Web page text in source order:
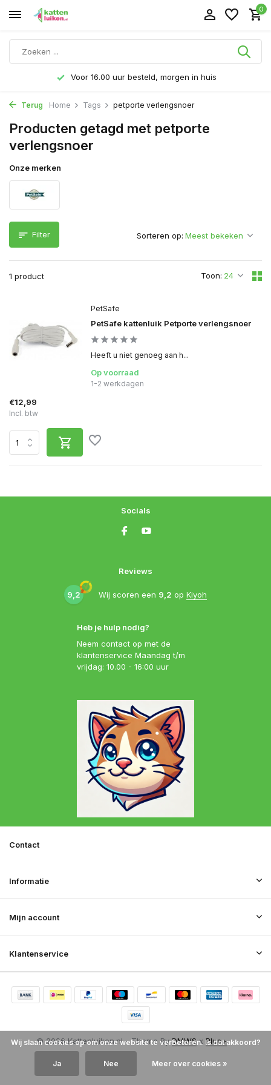
0
Voor 16.00 uur besteld, morgen in huis
Terug Home Tags petporte verlengsnoer
Producten getagd met petporte
verlengsnoer
Onze merken
Filter
1 product Toon:
Sorteren op:
PetSafe
PetSafe kattenluik Petporte verlengsnoer
Heeft u niet genoeg aan h...
Op voorraad
1-2 werkdagen
€12,99
Incl. btw
Heb je hulp nodig?
Neem contact op met de
klantenservice Maandag t/m
vrijdag: 10.00 - 16:00 uur
Reviews
9,2 Wij scoren een 9,2 op Kiyoh
Socials
Klantenservice
Mijn account
Informatie
Contact
© 2026 Kattenluiken.nl - Theme ByDMWSx Plus+
Wij slaan cookies op om onze website te verbeteren. Is dat akkoord?
Ja Nee Meer over cookies »